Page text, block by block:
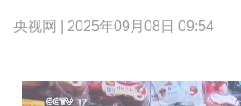
央视网 | 2025年09月08日 09:54